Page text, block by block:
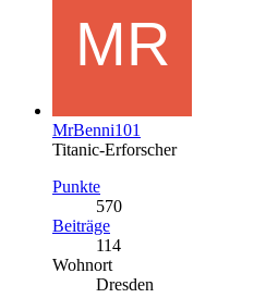
MrBenni101
Titanic-Erforscher
Punkte
570
Beiträge
114
Wohnort
Dresden